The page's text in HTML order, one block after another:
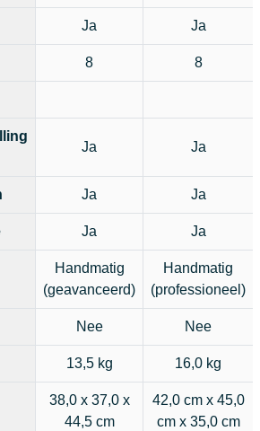
Ja Ja
8 8
Ja Ja
Ja Ja
Ja Ja
Handmatig
(geavanceerd)
Handmatig
(professioneel)
Nee Nee
13,5 kg 16,0 kg
38,0 x 37,0 x
44,5 cm
42,0 cm x 45,0
cm x 35,0 cm